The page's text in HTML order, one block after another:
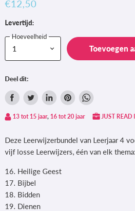
€12,50
Levertijd:
Hoeveelheid
Toevoegen
Deel dit:
Delen
via
Tweet
op
Deel
op
Pin
op
Deel
via
13 tot 15 jaar, 16 tot 20 jaar JUST READ
Deze Leerwijzerbundel van Leerjaar 4
vijf losse Leerwijzers, één van elk thema:
16. Heilige Geest
17. Bijbel
18. Bidden
19. Dienen